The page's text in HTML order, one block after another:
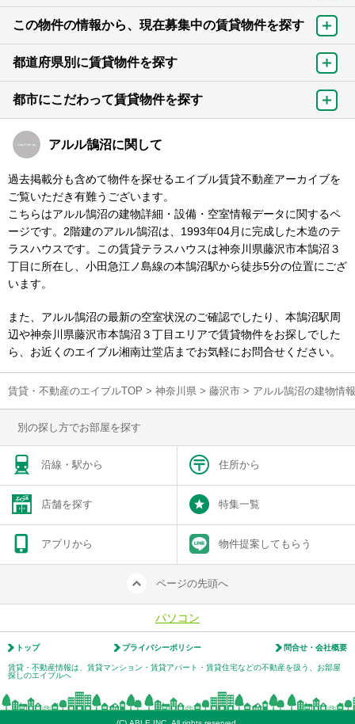
この物件の情報から、現在募集中の賃貸物件を探す
都道府県別に賃貸物件を探す
都市にこだわって賃貸物件を探す
アルル鵠沼に関して
過去掲載分も含めて物件を探せるエイブル賃貸不動産アーカイブを
ご覧いただき有難うございます。
こちらはアルル鵠沼の建物詳細・設備・空室情報データに関するペ
ージです。2階建のアルル鵠沼は、1993年04月に完成した木造のテ
ラスハウスです。この賃貸テラスハウスは神奈川県藤沢市本鵠沼３
丁目に所在し、小田急江ノ島線の本鵠沼駅から徒歩5分の位置にござ
います。
また、アルル鵠沼の最新の空室状況のご確認でしたり、本鵠沼駅周
辺や神奈川県藤沢市本鵠沼３丁目エリアで賃貸物件をお探しでした
ら、お近くのエイブル湘南辻堂店までお気軽にお問合せください。
賃貸・不動産のエイブルTOP > 神奈川県 > 藤沢市 > アルル鵠沼の建物情
別の探し方でお部屋を探す
沿線・駅から 住所から
店舗を探す 特集一覧
アプリから 物件提案してもらう
ページの先頭へ
パソコン
トップ プライバシーポリシー 問合せ・会社概要
賃貸・不動産情報は、賃貸マンション・賃貸アパート・賃貸住宅などの不動産を扱う、お部屋
探しのエイブルへ